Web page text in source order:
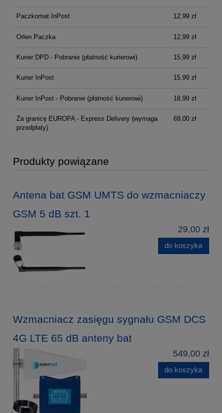
Paczkomat InPost 12,99 zł
Orlen Paczka 12,99 zł
Kurier DPD - Pobranie (płatność kurierowi) 15,99 zł
Kurier InPost 15,99 zł
Kurier InPost - Pobranie (płatność kurierowi) 18,99 zł
Za granicę EUROPA - Express Delivery(wymaga
przedpłaty)
69,00 zł
Produkty powiązane
Antena bat GSM UMTS do wzmacniaczy
GSM 5 dB szt. 1
29,00 zł
do koszyka
Wzmacniacz zasięgu sygnału GSM DCS
4G LTE 65 dB anteny bat
549,00 zł
do koszyka